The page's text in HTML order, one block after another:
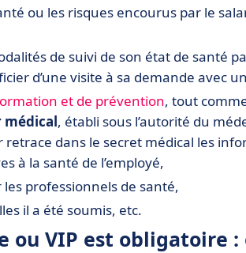
ou les risques encourus par le
de suivi de son état de santé
d’une visite à sa demande avec
et de prévention, tout
médical, établi sous l’autorité du
retrace dans le secret médical les
à la santé de l’employé,
professionnels de santé,
il a été soumis, etc.
ou VIP est obligatoire